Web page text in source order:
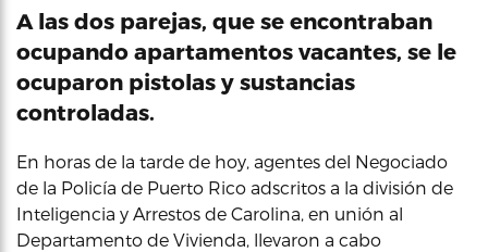
A las dos parejas, que se encontraban
ocupando apartamentos vacantes, se le
ocuparon pistolas y sustancias
controladas.
En horas de la tarde de hoy, agentes del Negociado
de la Policía de Puerto Rico adscritos a la división de
Inteligencia y Arrestos de Carolina, en unión al
Departamento de Vivienda, llevaron a cabo